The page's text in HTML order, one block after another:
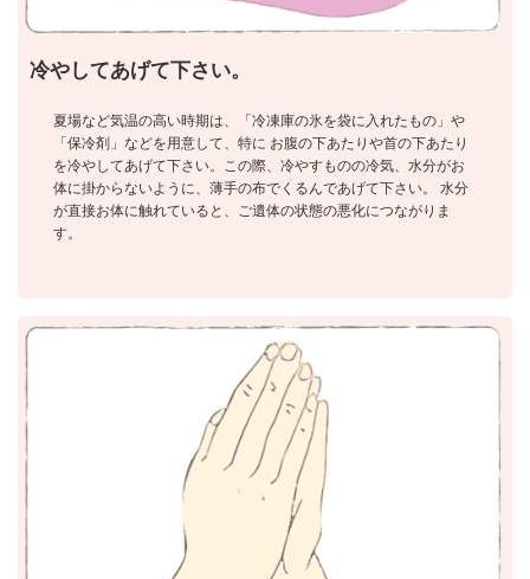
冷やしてあげて下さい。
夏場など気温の高い時期は、「冷凍庫の氷を袋に入れたもの」や
「保冷剤」などを用意して、特に お腹の下あたりや首の下あたり
を冷やしてあげて下さい。この際、冷やすものの冷気、水分がお
体に掛からないように、薄手の布でくるんであげて下さい。 水分
が直接お体に触れていると、ご遺体の状態の悪化につながりま
す。